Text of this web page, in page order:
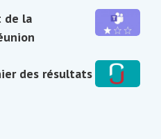
Wooflash
de
de la
Teams
|
de
la
des résultats Procédure
|